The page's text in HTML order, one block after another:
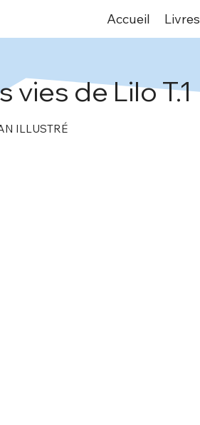
Accueil Livres
vies de Lilo T.1
ILLUSTRÉ